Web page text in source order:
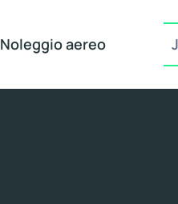
Noleggio aereo